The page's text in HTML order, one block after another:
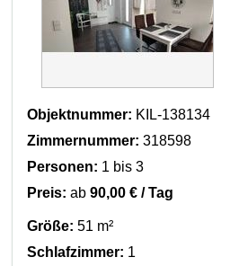
Objektnummer: KIL-138134
Zimmernummer: 318598
Personen: 1 bis 3
Preis: ab90,00 € / Tag
Größe: 51 m²
Schlafzimmer: 1